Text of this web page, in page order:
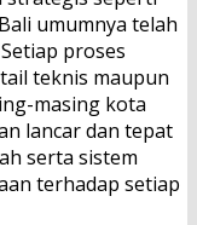
umumnya telah
proses
teknis maupun
masing kota
lancar dan tepat
serta sistem
terhadap setiap